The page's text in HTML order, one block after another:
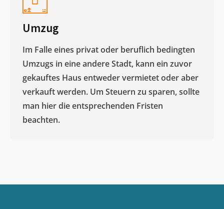
Umzug
Im Falle eines privat oder beruflich bedingten
Umzugs in eine andere Stadt, kann ein zuvor
gekauftes Haus entweder vermietet oder aber
verkauft werden. Um Steuern zu sparen, sollte
man hier die entsprechenden Fristen
beachten.